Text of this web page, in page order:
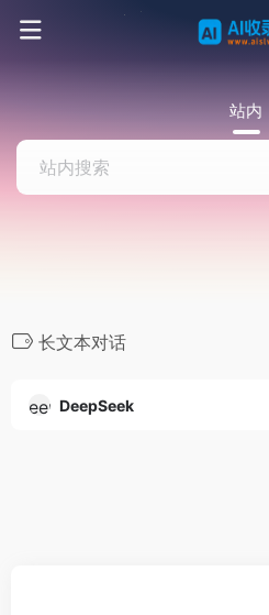
站内
长文本对话
DeepSeek